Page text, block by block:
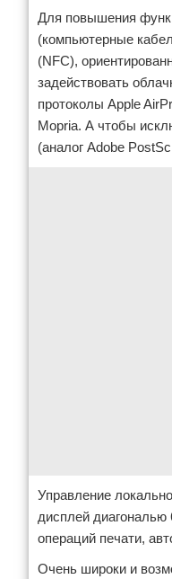
Для повышения
(компьютерные
(NFC),
задействовать
протоколы Apple
Mopria. А чтобы
(аналог Adobe
Управление
дисплей
операций печати,
Очень широки и